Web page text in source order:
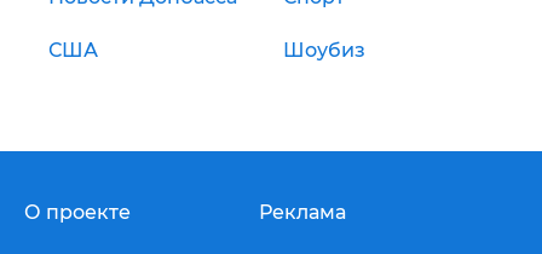
США Шоубиз
О проекте Реклама